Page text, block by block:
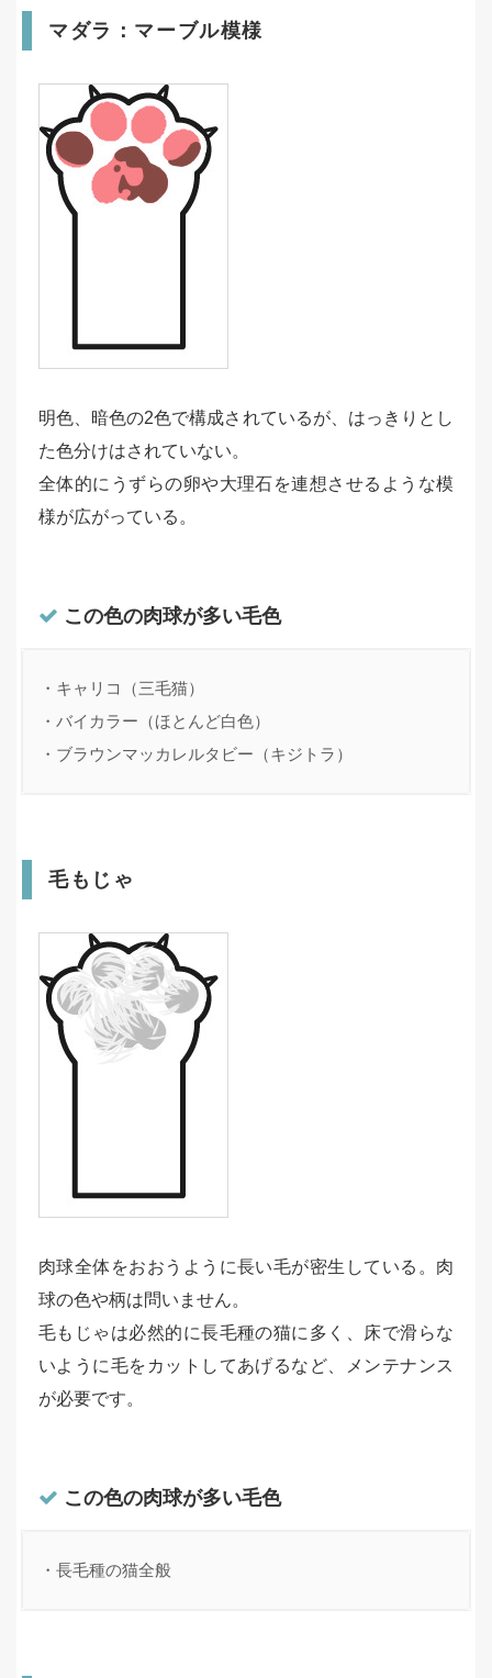
マダラ：マーブル模様
明色、暗色の2色で構成されているが、はっきりとし
た色分けはされていない。
全体的にうずらの卵や大理石を連想させるような模
様が広がっている。
この色の肉球が多い毛色
・キャリコ（三毛猫）
・バイカラー（ほとんど白色）
・ブラウンマッカレルタビー（キジトラ）
毛もじゃ
肉球全体をおおうように長い毛が密生している。肉
球の色や柄は問いません。
毛もじゃは必然的に長毛種の猫に多く、床で滑らな
いように毛をカットしてあげるなど、メンテナンス
が必要です。
この色の肉球が多い毛色
・長毛種の猫全般